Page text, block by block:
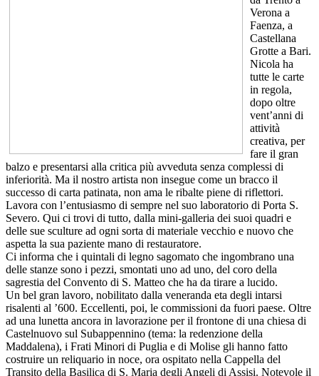
Verona a
Faenza, a
Castellana
Grotte a Bari.
Nicola ha
tutte le carte
in regola,
dopo oltre
vent’anni di
attività
creativa, per
fare il gran
balzo e presentarsi alla critica più avveduta senza complessi di
inferiorità. Ma il nostro artista non insegue come un bracco il
successo di carta patinata, non ama le ribalte piene di riflettori.
Lavora con l’entusiasmo di sempre nel suo laboratorio di Porta S.
Severo. Qui ci trovi di tutto, dalla mini-galleria dei suoi quadri e
delle sue sculture ad ogni sorta di materiale vecchio e nuovo che
aspetta la sua paziente mano di restauratore.
Ci informa che i quintali di legno sagomato che ingombrano una
delle stanze sono i pezzi, smontati uno ad uno, del coro della
sagrestia del Convento di S. Matteo che ha da tirare a lucido.
Un bel gran lavoro, nobilitato dalla veneranda eta degli intarsi
risalenti al ’600. Eccellenti, poi, le commissioni da fuori paese. Oltre
ad una lunetta ancora in lavorazione per il frontone di una chiesa di
Castelnuovo sul Subappennino (tema: la redenzione della
Maddalena), i Frati Minori di Puglia e di Molise gli hanno fatto
costruire un reliquario in noce, ora ospitato nella Cappella del
Transito della Basilica di S. Maria degli Angeli di Assisi. Notevole il